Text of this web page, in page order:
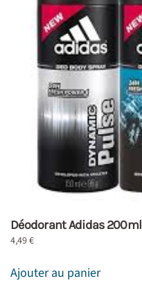
Déodorant Adidas 200ml
4,49€
Ajouter au panier